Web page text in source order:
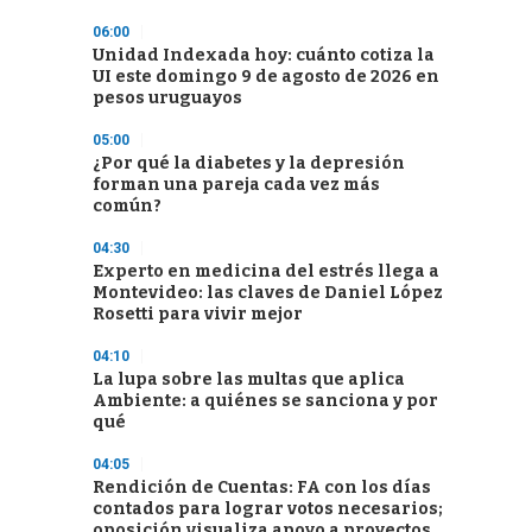
06:00
Unidad Indexada hoy: cuánto cotiza la
UI este domingo 9 de agosto de 2026 en
pesos uruguayos
05:00
¿Por qué la diabetes y la depresión
forman una pareja cada vez más
común?
04:30
Experto en medicina del estrés llega a
Montevideo: las claves de Daniel López
Rosetti para vivir mejor
04:10
La lupa sobre las multas que aplica
Ambiente: a quiénes se sanciona y por
qué
04:05
Rendición de Cuentas: FA con los días
contados para lograr votos necesarios;